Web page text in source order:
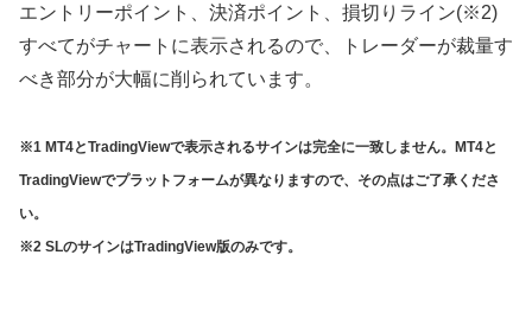
エントリーポイント、決済ポイント、損切りライン(※2)
すべてがチャートに表示されるので、トレーダーが裁量す
べき部分が大幅に削られています。
※1 MT4とTradingViewで表示されるサインは完全に一致しません。MT4と
TradingViewでプラットフォームが異なりますので、その点はご了承くださ
い。
※2 SLのサインはTradingView版のみです。